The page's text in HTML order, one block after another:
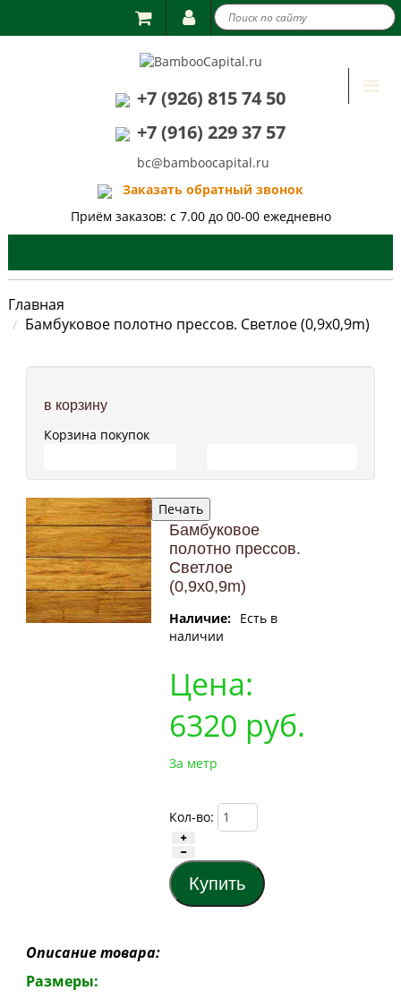
+7 (926) 815 74 50
+7 (916) 229 37 57
bc@bamboocapital.ru
Заказать обратный звонок
Приём заказов: с 7.00 до 00-00 ежедневно
Главная
Бамбуковое полотно прессов. Светлое (0,9x0,9m)
в корзину
Корзина покупок
Бамбуковое
полотно прессов.
Светлое
(0,9x0,9m)
Наличие: Есть в
наличии
Цена:
6320 руб.
За метр
Кол-во:
Описание товара:
Размеры: